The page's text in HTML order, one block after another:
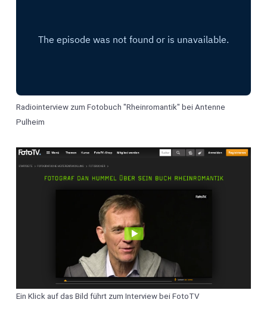
Radiointerview zum Fotobuch "Rheinromantik" bei Antenne
Pulheim
Ein Klick auf das Bild führt zum Interview bei FotoTV